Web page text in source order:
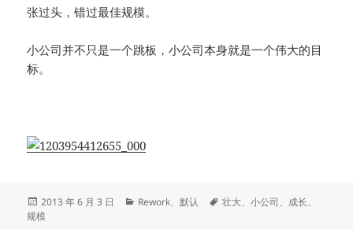
张过头，错过最佳规模。
小公司并不只是一个跳板，小公司本身就是一个伟大的目
标。
发
布
2013 年 6 月 3 日
分
Rework、默认
标
壮大、小公司、 成长、
规模